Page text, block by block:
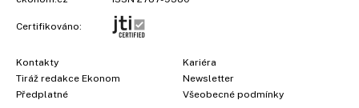
Certifikováno:
Kontakty
Tiráž redakce Ekonom
Předplatné
Kariéra
Newsletter
Všeobecné podmínky